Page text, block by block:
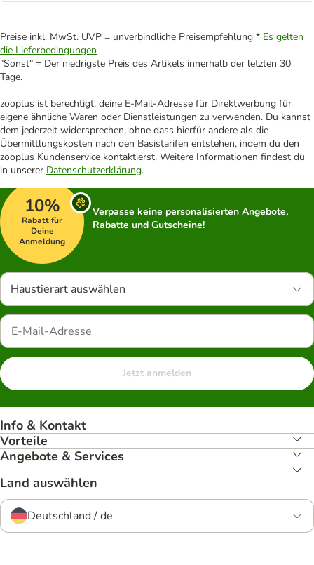
Preise inkl. MwSt. UVP = unverbindliche Preisempfehlung * Es gelten
die Lieferbedingungen
"Sonst" = Der niedrigste Preis des Artikels innerhalb der letzten 30
Tage.
zooplus ist berechtigt, deine E-Mail-Adresse für Direktwerbung für
eigene ähnliche Waren oder Dienstleistungen zu verwenden. Du kannst
dem jederzeit widersprechen, ohne dass hierfür andere als die
Übermittlungskosten nach den Basistarifen entstehen, indem du den
zooplus Kundenservice kontaktierst. Weitere Informationen findest du
in unserer Datenschutzerklärung.
10%
Rabatt für
Deine
Anmeldung
Verpasse keine personalisierten Angebote,
Rabatte und Gutscheine!
Haustierart auswählen
Jetzt anmelden
Info & Kontakt
Vorteile
Angebote & Services
Land auswählen
Deutschland / de